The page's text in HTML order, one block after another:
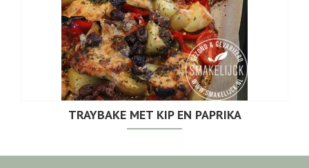
TRAYBAKE MET KIP EN PAPRIKA